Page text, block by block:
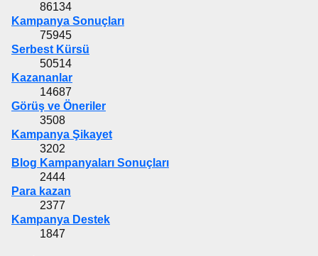
86134
Kampanya Sonuçları
75945
Serbest Kürsü
50514
Kazananlar
14687
Görüş ve Öneriler
3508
Kampanya Şikayet
3202
Blog Kampanyaları Sonuçları
2444
Para kazan
2377
Kampanya Destek
1847